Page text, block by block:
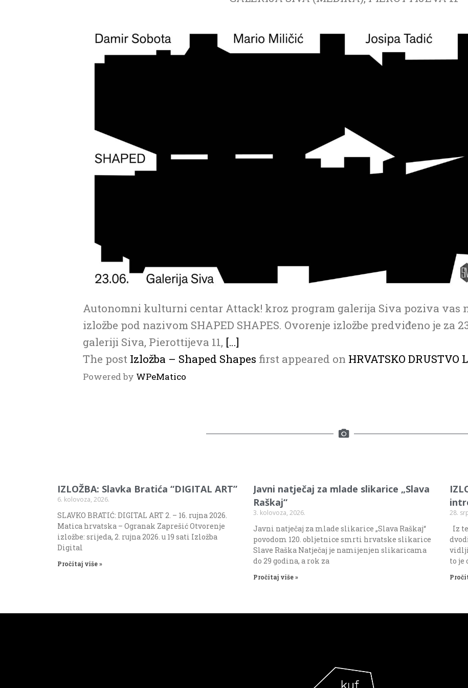
Autonomni kulturni centar Attack! kroz program galerija Siva poziva vas
izložbe pod nazivom SHAPED SHAPES. Ovorenje izložbe predviđeno je za
galeriji Siva, Pierottijeva 11, […]
The post Izložba – Shaped Shapes first appeared on HRVATSKO
Powered by WPeMatico
IZLOŽBA: Slavka Bratića “DIGITAL ART”
6. kolovoza, 2026.
SLAVKO BRATIĆ: DIGITAL ART 2. – 16. rujna 2026.
Matica hrvatska – Ogranak Zaprešić Otvorenje
izložbe: srijeda, 2. rujna 2026. u 19 sati Izložba
Digital
Pročitaj više »
Javni natječaj za mlade slikarice „Slava
Raškaj“
3. kolovoza, 2026.
Javni natječaj za mlade slikarice „Slava Raškaj“
povodom 120. obljetnice smrti hrvatske slikarice
Slave Raška Natječaj je namijenjen slikaricama
do 29 godina, a rok za
Pročitaj više »
28.
Iz
to je